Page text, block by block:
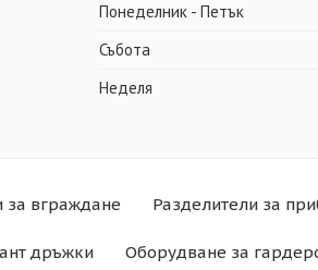
Понеделник - Петък
Събота
Неделя
за вграждане Разделители за
дръжки Оборудване за